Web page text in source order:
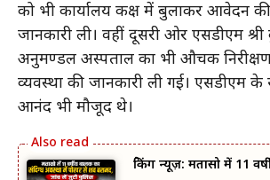
को भी कार्यालय कक्ष में बुलाकर आवेदन की
जानकारी ली। वहीं दूसरी ओर एसडीएम श्री
अनुमण्डल अस्पताल का भी औचक
व्यवस्था की जानकारी ली गई। एसडीएम
आनंद भी मौजूद थे।
ब्रेकिंग न्यूज़: मतासो में 11